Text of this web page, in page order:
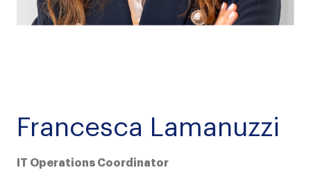
Francesca Lamanuzzi
IT Operations Coordinator